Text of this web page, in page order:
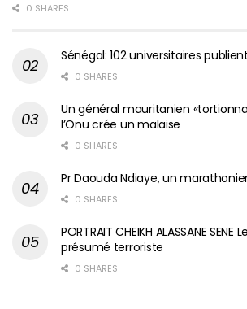
0 SHARES
Sénégal: 102 universitaires
0 SHARES
Un général mauritanien
l’Onu crée un malaise
0 SHARES
Pr Daouda Ndiaye, un
0 SHARES
PORTRAIT CHEIKH ALASSANE
présumé terroriste
0 SHARES